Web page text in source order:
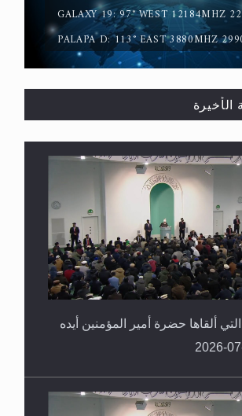
على السنة ومهيمنٌ عليها.. ليس
GALAXY 19: 97° WEST 12184MHZ
PALAPA D: 113° EAST 3880MHZ
ألقاها حضرة أمير المؤمنين أيده